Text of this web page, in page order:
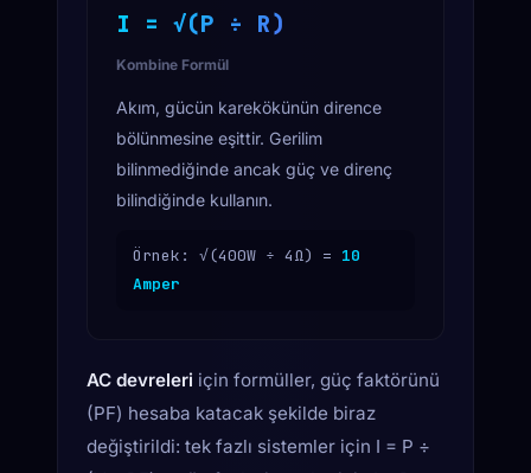
I = √(P ÷ R)
Kombine Formül
Akım, gücün karekökünün dirence
bölünmesine eşittir. Gerilim
bilinmediğinde ancak güç ve direnç
bilindiğinde kullanın.
Örnek: √(400W ÷ 4Ω) = 10
Amper
AC devreleri için formüller, güç faktörünü
(PF) hesaba katacak şekilde biraz
değiştirildi: tek fazlı sistemler için I = P ÷